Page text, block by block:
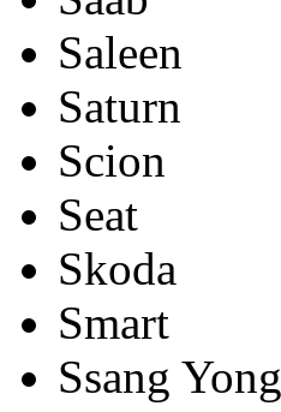
Saleen
Saturn
Scion
Seat
Skoda
Smart
Ssang Yong